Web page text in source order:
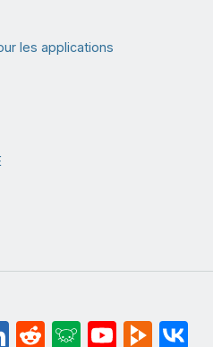
les applications